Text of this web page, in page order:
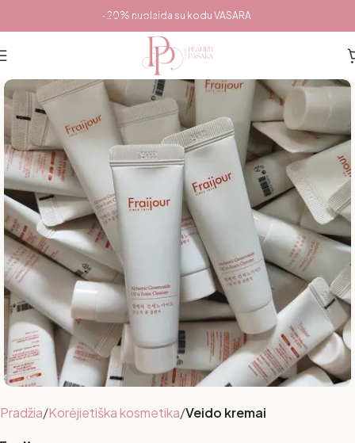
Pereiti prie pagrindinio turinio-20% nuolaida su kodu VASARA
Pradžia Korėjietiška kosmetika Veido kremai